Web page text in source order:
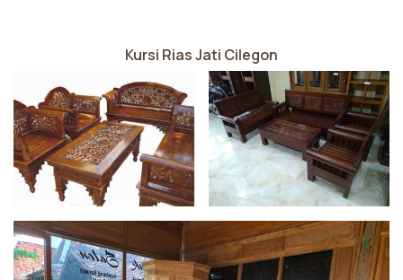
Kursi Rias Jati Cilegon